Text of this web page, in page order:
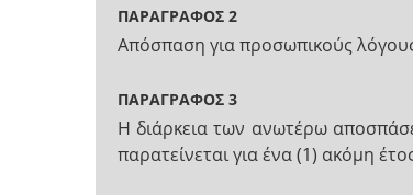
ΠΑΡΑΓΡΑΦΟΣ 2
Απόσπαση για προσωπικούς λόγους
ΠΑΡΑΓΡΑΦΟΣ 3
Η διάρκεια των ανωτέρω
παρατείνεται για ένα (1) ακόμη